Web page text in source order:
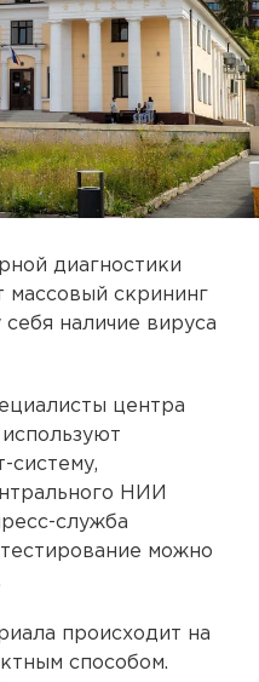
диагностики
массовый скрининг
наличие вируса
центра
систему,
НИИ
служба
можно
происходит на
способом.